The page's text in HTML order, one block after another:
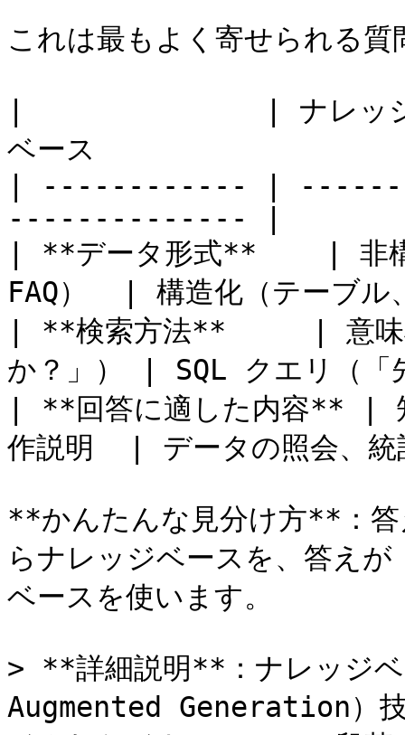
これは最もよく寄せられる質
|              | ナレッ
ベース
| ------------ |
-------------- |
| **データ形式**    | 非構
FAQ）  | 構造化（テーブ
| **検索方法**     | 意味検
か？」） | SQL クエリ（「
| **回答に適した内容** |
作説明  | データの照会、
**かんたんな見分け方**：答
らナレッジベースを、答え
ベースを使います。
> **詳細説明**：ナレッジ
Augmented Generation）技